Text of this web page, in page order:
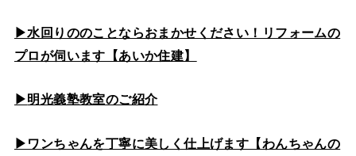
▶水回りののことならおまかせください！リフォームの
プロが伺います【あいか住建】
▶明光義塾教室のご紹介
▶ワンちゃんを丁寧に美しく仕上げます【わんちゃんの